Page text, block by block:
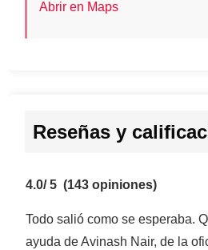
Abrir en Maps
Reseñas y
4.0/ 5 (143 opiniones)
Todo salió como se esperaba.
ayuda de Avinash Nair, de la